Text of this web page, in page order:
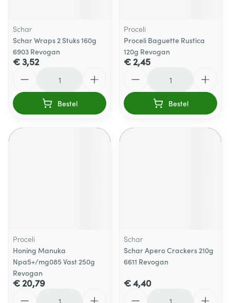
Schar
Schar Wraps 2 Stuks 160g
6903 Revogan
€ 3,52
Bestel
Proceli
Proceli Baguette Rustica
120g Revogan
€ 2,45
Bestel
Proceli
Honing Manuka
Npa5+/mg085 Vast 250g
Revogan
€ 20,79
Schar
Schar Apero Crackers 210g
6611 Revogan
€ 4,40